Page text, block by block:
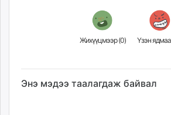
Жихүүцмээр (0)
Энэ мэдээ таалагдаж байвал